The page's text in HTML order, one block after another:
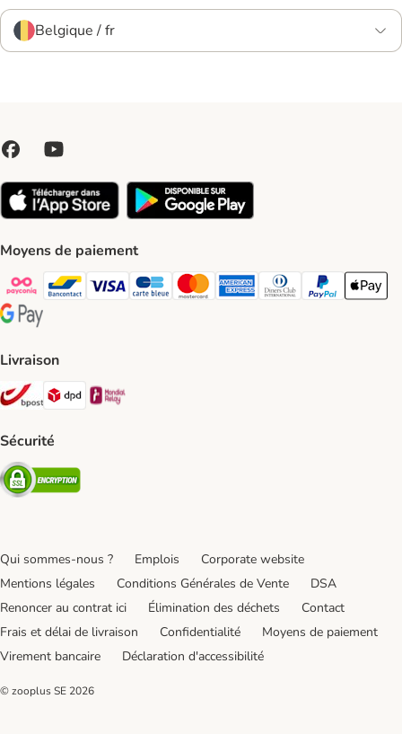
Belgique / fr
Moyens de paiement
Payconiq Payment Method
bancontact Payment Method
Visa Payment Method
carte bleue Payment Method
Master card Payment Method
American express Payment
Diners club Payment
Paypal Payment
Apple
Google Pay Payment Method
Livraison
Bpost Shipping Method
DPD Shipping Method
Sécurité
Security
Qui sommes-nous ? Emplois
Corporate website
Mentions légales
Conditions Générales de Vente
DSA
Renoncer au contrat ici
Élimination des déchets
Contact
Frais et délai de livraison
Confidentialité
Moyens de paiement
Virement bancaire
Déclaration d'accessibilité
© zooplus SE 2026